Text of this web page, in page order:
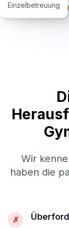
Einzelbetreuung
Wir
haben die
✗